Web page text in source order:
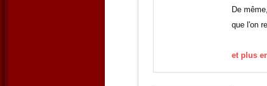
De
que l'on
et plus